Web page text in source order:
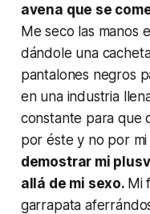
avena que se
Me seco las manos
dándole una
pantalones negros
en una industria
constante para que
por éste y no por mi
demostrar mi
allá de mi sexo. Mi
garrapata